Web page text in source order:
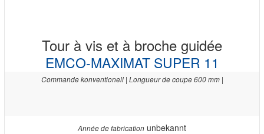
Tour à vis et à broche guidée
EMCO-MAXIMAT SUPER 11
Commande konventionell | Longueur de coupe 600 mm |
Année de fabrication unbekannt